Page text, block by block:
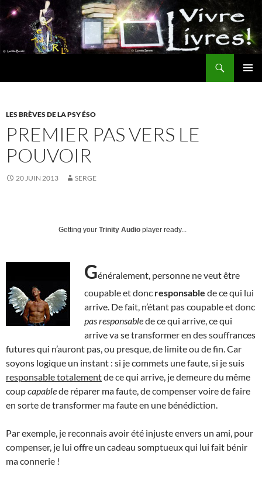
Aller
au
contenu
LES BRÈVES DE LA PSY ÉSO
PREMIER PAS VERS LE
POUVOIR
20 JUIN 2013 SERGE
Getting your Trinity Audio player ready...
Généralement, personne ne veut être
coupable et donc responsable de ce qui lui
arrive. De fait, n’étant pas coupable et donc
pas responsablede ce qui arrive, ce qui
arrive va se transformer en des souffrances
futures qui n’auront pas, ou presque, de limite ou de fin. Car
soyons logique un instant : si je commets une faute, si je suis
responsable totalementde ce qui arrive, je demeure du même
coupcapablede réparer ma faute, de compenser voire de faire
en sorte de transformer ma faute en une bénédiction.
Par exemple, je reconnais avoir été injuste envers un ami, pour
compenser, je lui offre un cadeau somptueux qui lui fait bénir
ma connerie !